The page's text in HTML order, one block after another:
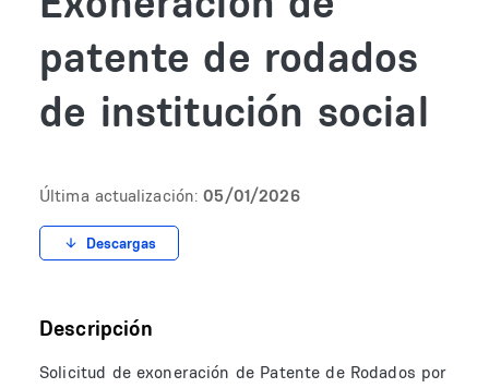
patente de rodados
de institución social
Última actualización: 05/01/2026
Descargas
Descripción
Solicitud de exoneración de Patente de Rodados por